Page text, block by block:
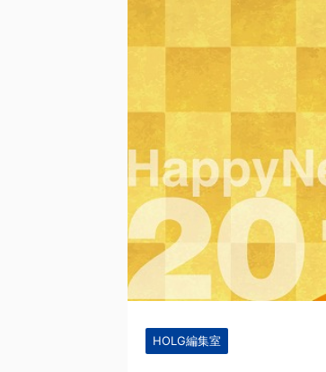
HOLG編集室